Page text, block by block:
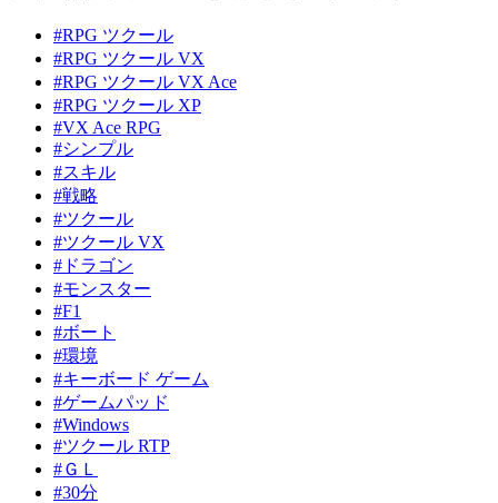
#RPG ツクール
#RPG ツクール VX
#RPG ツクール VX Ace
#RPG ツクール XP
#VX Ace RPG
#シンプル
#スキル
#戦略
#ツクール
#ツクール VX
#ドラゴン
#モンスター
#F1
#ボート
#環境
#キーボード ゲーム
#ゲームパッド
#Windows
#ツクール RTP
#ＧＬ
#30分